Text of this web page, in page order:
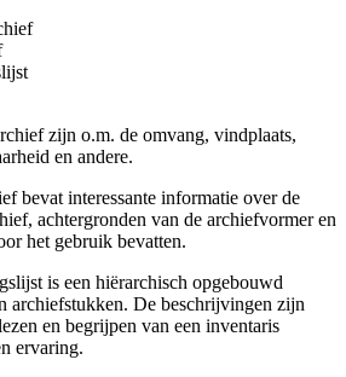
zijn o.m. de omvang, vindplaats,
en andere.
bevat interessante informatie over de
achtergronden van de archiefvormer en
het gebruik bevatten.
is een hiërarchisch opgebouwd
archiefstukken. De beschrijvingen zijn
en begrijpen van een inventaris
ervaring.